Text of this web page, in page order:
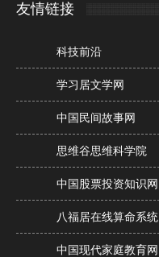
友情链接
科技前沿
学习居文学网
中国民间故事网
思维谷思维科学院
中国股票投资知识网
八福居在线算命系统
中国现代家庭教育网